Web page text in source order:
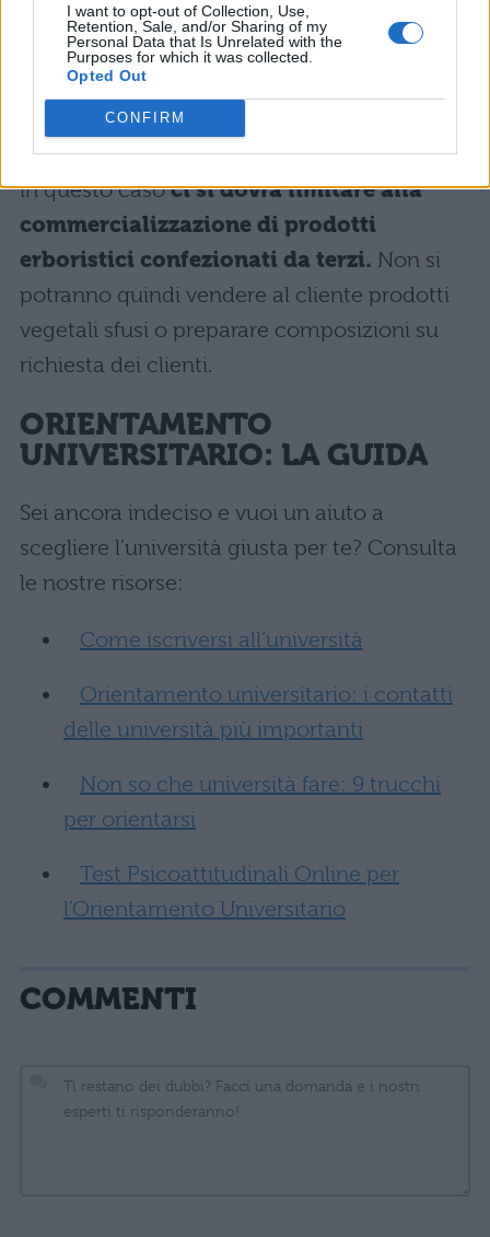
I want to opt-out of Collection, Use,
Retention, Sale, and/or Sharing of my
Personal Data that Is Unrelated with the
Purposes for which it was collected.
Opted Out
CONFIRM
In realtà, anche chi non è erborista laureato
può lavorare in erboristeria dopo avere
seguito uncorso in erboristeria
scuola privata oppure alla Camera di
Commercio della zona in cui vive. Tuttavia,
in questo casoci si dovrà limitare alla
commercializzazione di prodotti
erboristici confezionati da terzi. Non si
potranno quindi vendere al cliente prodotti
vegetali sfusi o preparare composizioni su
richiesta dei clienti.
ORIENTAMENTO
UNIVERSITARIO: LA GUIDA
Sei ancora indeciso e vuoi un aiuto a
scegliere l’università giusta per te? Consulta
le nostre risorse:
Come iscriversi all’università
Orientamento universitario: i contatti
delle università più importanti
Non so che università fare: 9 trucchi
per orientarsi
Test Psicoattitudinali Online per
l’Orientamento Universitario
COMMENTI